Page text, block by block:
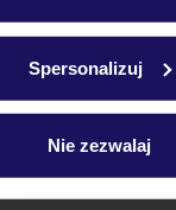
o plikach
Spersonalizuj
Nie zezwalaj